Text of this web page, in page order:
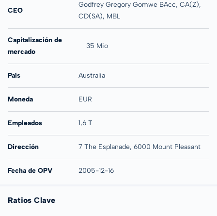
CEO
Godfrey Gregory Gomwe BAcc, CA(Z),
CD(SA), MBL
Capitalización de
mercado
35 Mio
País Australia
Moneda EUR
Empleados 1,6 T
Dirección 7 The Esplanade, 6000 Mount Pleasant
Fecha de OPV 2005-12-16
Ratios Clave